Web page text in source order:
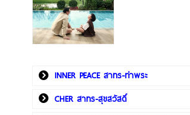
INNER PEACE สาทร-ท่าพระ
CHER สาทร-สุขสวัสดิ์